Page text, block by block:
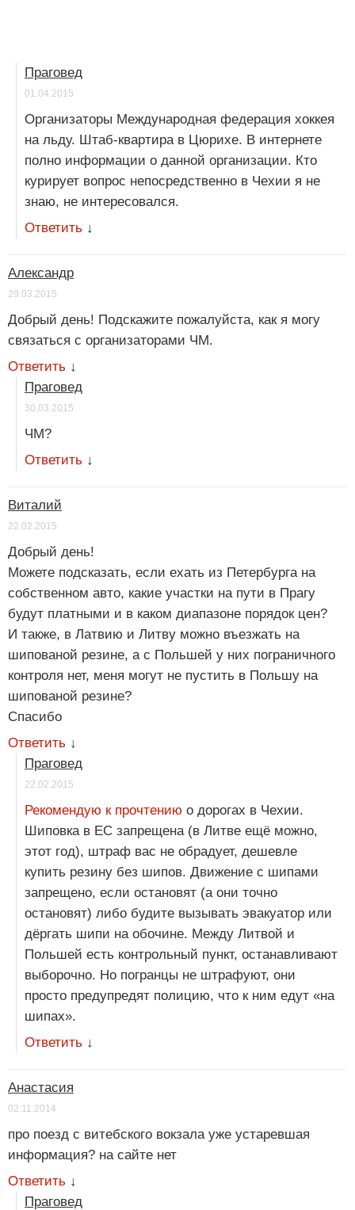
Праговед
01.04.2015
Организаторы Международная федерация хоккея
на льду. Штаб-квартира в Цюрихе. В интернете
полно информации о данной организации. Кто
курирует вопрос непосредственно в Чехии я не
знаю, не интересовался.
Ответить ↓
Александр
29.03.2015
Добрый день! Подскажите пожалуйста, как я могу
связаться с организаторами ЧМ.
Ответить ↓
Праговед
30.03.2015
ЧМ?
Ответить ↓
Виталий
22.02.2015
Добрый день!
Можете подсказать, если ехать из Петербурга на
собственном авто, какие участки на пути в Прагу
будут платными и в каком диапазоне порядок цен?
И также, в Латвию и Литву можно въезжать на
шипованой резине, а с Польшей у них пограничного
контроля нет, меня могут не пустить в Польшу на
шипованой резине?
Спасибо
Ответить ↓
Праговед
22.02.2015
Рекомендую к прочтению о дорогах в Чехии.
Шиповка в ЕС запрещена (в Литве ещё можно,
этот год), штраф вас не обрадует, дешевле
купить резину без шипов. Движение с шипами
запрещено, если остановят (а они точно
остановят) либо будите вызывать эвакуатор или
дёргать шипи на обочине. Между Литвой и
Польшей есть контрольный пункт, останавливают
выборочно. Но погранцы не штрафуют, они
просто предупредят полицию, что к ним едут «на
шипах».
Ответить ↓
Анастасия
02.11.2014
про поезд с витебского вокзала уже устаревшая
информация? на сайте нет
Ответить ↓
Праговед